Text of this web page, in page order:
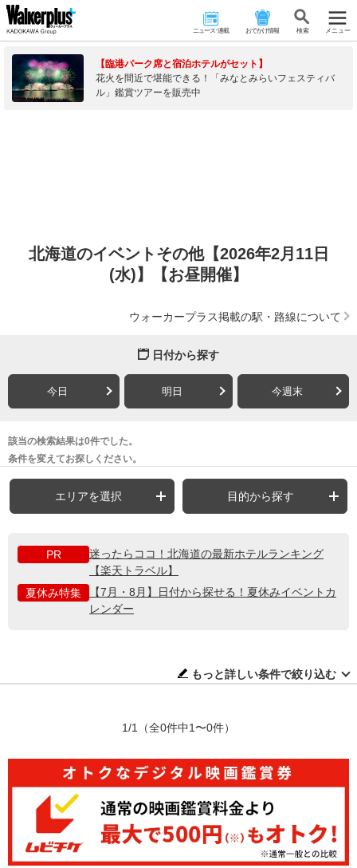
ニュース･連載 おでかけ情報 検 索 メニュー
【臨港パーク席と宿泊ホテルがセット】
花火を間近で堪能できる！「みなとみらいフェスティバ
ル」鑑賞ツアーを販売中
北海道のイベントその他【2026年2月11日
(水)】【お昼開催】
ウォーカープラス掲載の駅・路線について
日付から探す
今日 明日 今週末
該当の検索結果は0件でした。
条件を変えてお探しください。
エリアを選択 目的から探す
PR
迷ったらココ！北海道の最新ホテルランキング
【楽天トラベル】
夏休み特集
【7月・8月】日付から探せる！夏休みイベントカ
レンダー
もっと詳しい条件で絞り込む
1/1 （全0件中1〜0件）